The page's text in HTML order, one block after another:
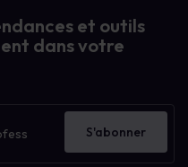
et outils
dans votre
S'abonner